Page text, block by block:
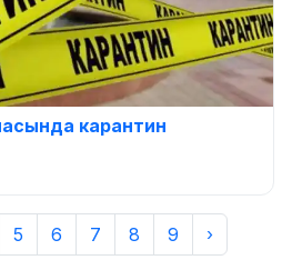
карантин
5 6 7 8 9 ›